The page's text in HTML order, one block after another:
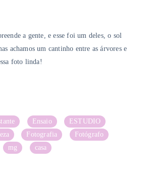
a gente, e esse foi um deles, o sol
achamos um cantinho entre as árvores e
foto linda!
Ensaio
ESTUDIO
Fotografia
Fotógrafo
mg casa